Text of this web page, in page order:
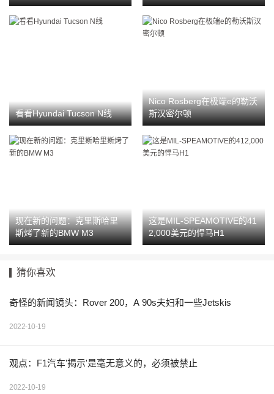
看看Hyundai Tucson N线
Nico Rosberg在极端e的勒沃
斯汉密尔顿
现在新的问题：克里斯哈里
斯烤了新的BMW M3
这是MIL-SPEAMOTIVE的41
2,000美元的悍马H1
猜你喜欢
奇怪的新闻镜头：Rover 200，A 90s夫妇和一些Jetskis
2022-10-19
观点：F1汽车'揭示'是毫无意义的，必须被禁止
2022-10-19